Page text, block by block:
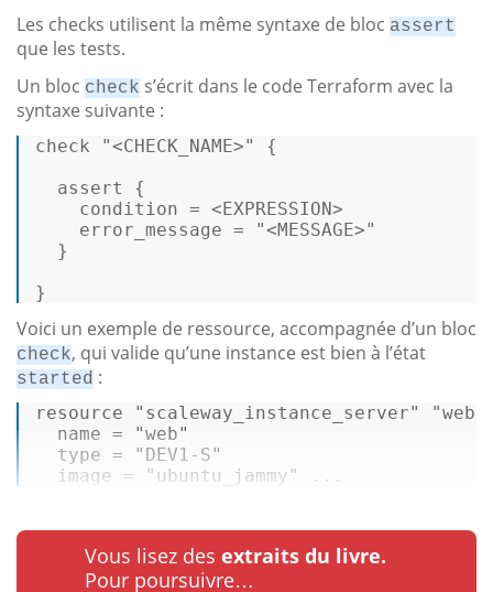
Les checks utilisent la même syntaxe de bloc assert
que les tests.
Un bloc check s’écrit dans le code Terraform avec la
syntaxe suivante :
check "<CHECK_NAME>"
{
assert
{
condition = <EXPRESSION>
error_message =
"<MESSAGE>"
}
}
Voici un exemple de ressource, accompagnée d’un bloc
check, qui valide qu’une instance est bien à l’état
started :
resource "scaleway_instance_server" "web"
name =
"web"
type =
"DEV1-S"
image =
"ubuntu_jammy" ...
Vous lisez des extraits du livre.
Pour poursuivre…